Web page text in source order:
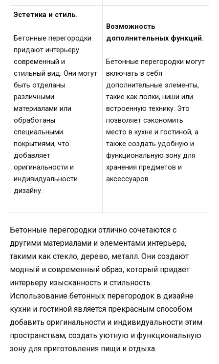
Эстетика и стиль.
Бетонные перегородки
придают интерьеру
современный и
стильный вид. Они могут
быть отделаны
различными
материалами или
обработаны
специальными
покрытиями, что
добавляет
оригинальности и
индивидуальности
дизайну.
Возможность
дополнительных функций.
Бетонные перегородки могут
включать в себя
дополнительные элементы,
такие как полки, ниши или
встроенную технику. Это
позволяет сэкономить
место в кухне и гостиной, а
также создать удобную и
функциональную зону для
хранения предметов и
аксессуаров.
Бетонные перегородки отлично сочетаются с
другими материалами и элементами интерьера,
такими как стекло, дерево, металл. Они создают
модный и современный образ, который придает
интерьеру изысканность и стильность.
Использование бетонных перегородок в дизайне
кухни и гостиной является прекрасным способом
добавить оригинальности и индивидуальности этим
пространствам, создать уютную и функциональную
зону для приготовления пищи и отдыха.